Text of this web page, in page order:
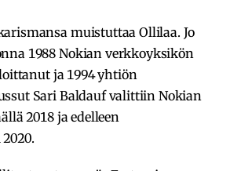
muistuttaa Ollilaa. Jo
1988 Nokian verkkoyksikön
ja 1994 yhtiön
Sari Baldauf valittiin Nokian
2018 ja edelleen